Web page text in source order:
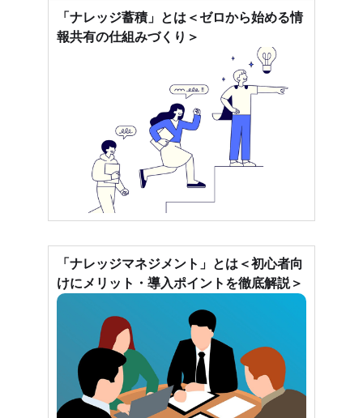
「ナレッジ蓄積」とは＜ゼロから始める情
報共有の仕組みづくり＞
「ナレッジマネジメント」とは＜初心者向
けにメリット・導入ポイントを徹底解説＞